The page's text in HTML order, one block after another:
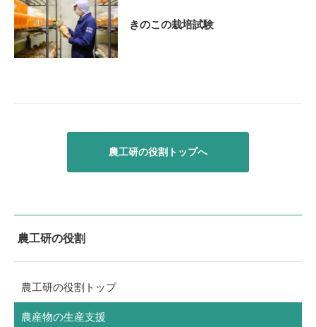
きのこの栽培試験
農工研の役割トップへ
農工研の役割
農工研の役割トップ
農産物の生産支援